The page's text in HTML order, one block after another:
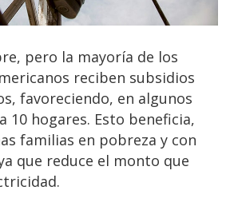
pero la mayoría de los
reciben subsidios
favoreciendo, en algunos
10 hogares. Esto beneficia,
familias en pobreza y con
que reduce el monto que